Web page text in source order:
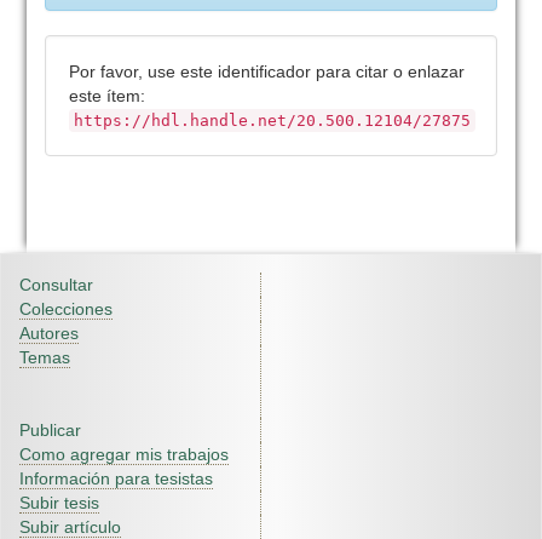
Por favor, use este identificador para citar o enlazar
este ítem:
https://hdl.handle.net/20.500.12104/27875
Consultar
Colecciones
Autores
Temas
Publicar
Como agregar mis trabajos
Información para tesistas
Subir tesis
Subir artículo